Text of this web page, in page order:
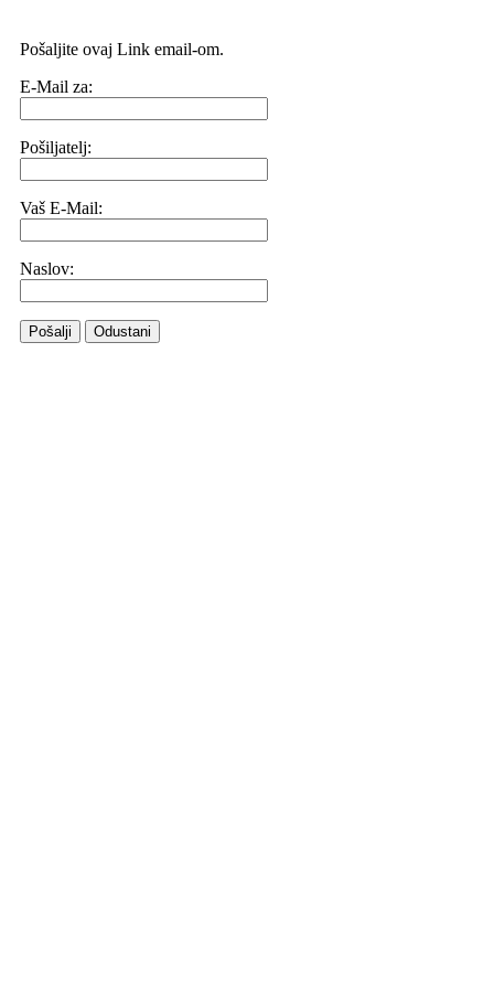
Pošaljite ovaj Link email-om.
E-Mail za:
Pošiljatelj:
Vaš E-Mail:
Naslov:
Pošalji Odustani